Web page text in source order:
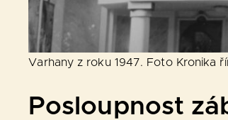
Varhany z roku 1947. Foto Kronika
Posloupnost